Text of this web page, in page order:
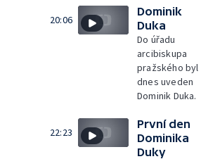
20:06
Dominik
Duka
Do úřadu
arcibiskupa
pražského byl
dnes uveden
Dominik Duka.
22:23
První den
Dominika
Duky